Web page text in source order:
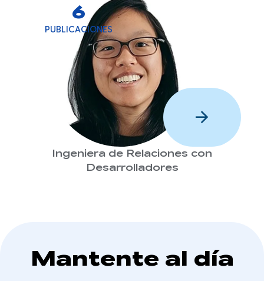
6
PUBLICACIONES
arrow_forward
Ingeniera de Relaciones con
Desarrolladores
Mantente al día